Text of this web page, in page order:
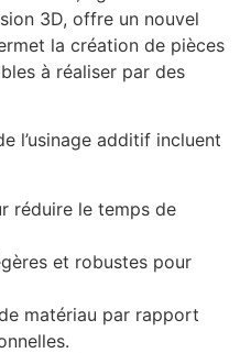
3D, offre un nouvel
la création de pièces
à réaliser par des
l’usinage additif incluent
réduire le temps de
et robustes pour
matériau par rapport